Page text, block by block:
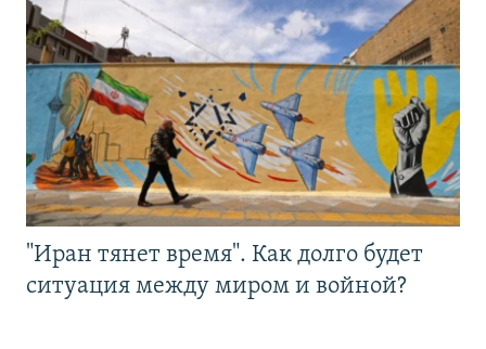
"Иран тянет время". Как долго будет
ситуация между миром и войной?